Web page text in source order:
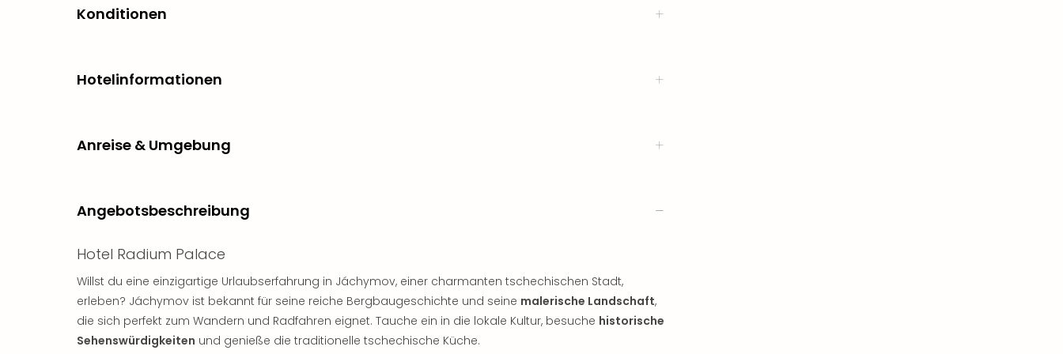
Konditionen
Hotelinformationen
Anreise & Umgebung
Angebotsbeschreibung
Hotel Radium Palace
Willst du eine einzigartige Urlaubserfahrung in Jáchymov, einer charmanten tschechischen Stadt,
erleben? Jáchymov ist bekannt für seine reiche Bergbaugeschichte und seine malerische Landschaft,
die sich perfekt zum Wandern und Radfahren eignet. Tauche ein in die lokale Kultur, besuche historische
Sehenswürdigkeiten und genieße die traditionelle tschechische Küche.